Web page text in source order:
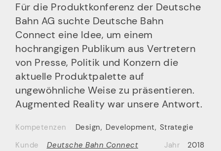
Kompetenzen Design, Development, Strategie
Jahr
2018
Kunde Deutsche Bahn Connect
Für die Produktkonferenz der Deutsche
Bahn AG suchte Deutsche Bahn
Connect eine Idee, um einem
hochrangigen Publikum aus Vertretern
von Presse, Politik und Konzern die
aktuelle Produktpalette auf
ungewöhnliche Weise zu präsentieren.
Augmented Reality war unsere Antwort.